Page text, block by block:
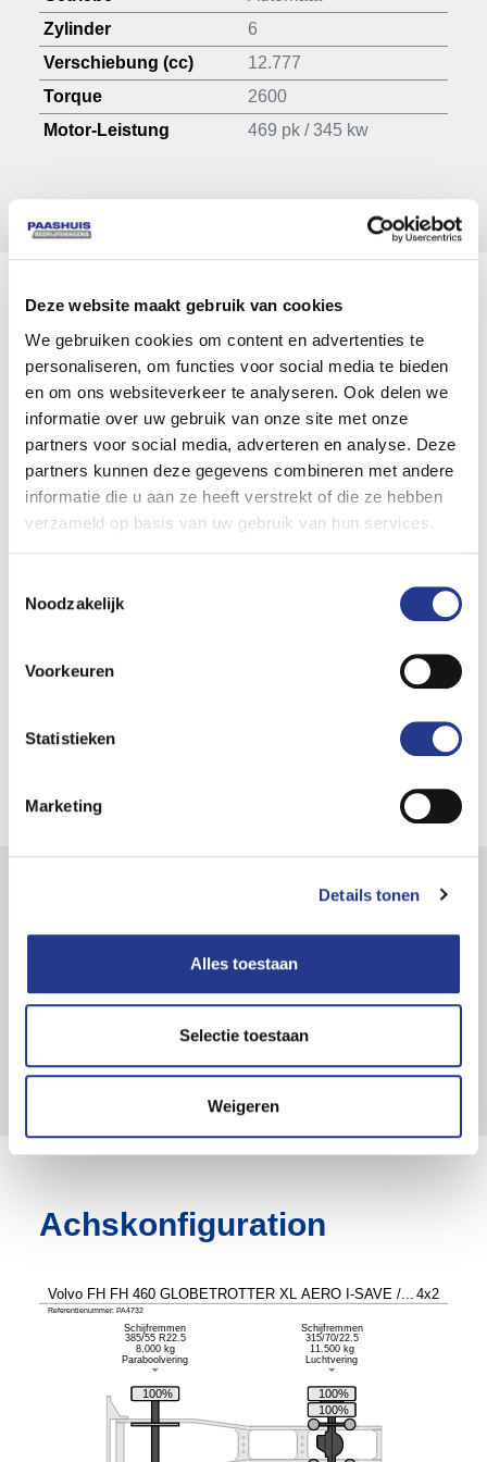
Deze website maakt gebruik van cookies
We gebruiken cookies om content en advertenties te
personaliseren, om functies voor social media te bieden
en om ons websiteverkeer te analyseren. Ook delen we
informatie over uw gebruik van onze site met onze
partners voor social media, adverteren en analyse. Deze
partners kunnen deze gegevens combineren met andere
informatie die u aan ze heeft verstrekt of die ze hebben
verzameld op basis van uw gebruik van hun services.
Noodzakelijk
Voorkeuren
Statistieken
Marketing
Details tonen
Alles toestaan
Selectie toestaan
Weigeren
Zylinder
6
Verschiebung (cc)
12.777
Torque
2600
Motor-Leistung
469 pk / 345 kw
Fahrgestell
APK-Datum
25-06-2026
Kennzeichen
BB375K
Fahrgestellnummer
YV2RTY0A6SA375
Kabinentyp
Slaap
Türen
2
Extra
Tankinhalt (l)
1100
Achskonfiguration
Volvo FH FH 460 GLOBETROTTER XL AERO I-SAVE /... 4x2
Referentienummer: PA4732
Schijfremmen
385/55 R22.5
8.000 kg
Paraboolvering
Schijfremmen
315/70/22.5
11.500 kg
Luchtvering
100%
100%
100%